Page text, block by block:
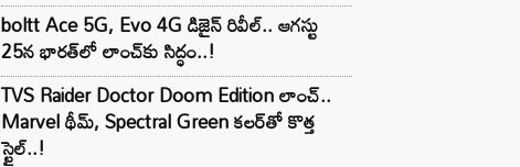
boltt Ace 5G, Evo 4G డిజైన్ రివీల్.. ఆగస్టు
25న భారత్‌లో లాంచ్‌కు సిద్ధం..!
TVS Raider Doctor Doom Edition లాంచ్..
Marvel థీమ్, Spectral Green కలర్‌తో కొత్త
స్టైల్..!